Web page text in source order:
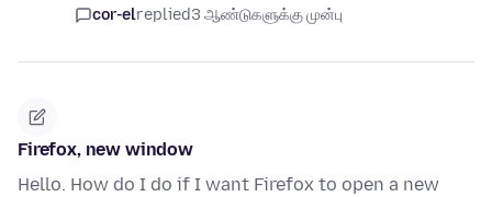
cor-elreplied3 ஆண்டுகளுக்கு முன்பு
Firefox, new window
Hello. How do I do if I want Firefox to open a new